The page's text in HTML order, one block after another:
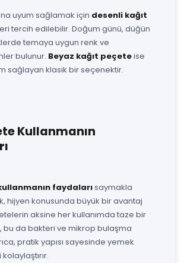
uyum sağlamak için desenli kağıt
tercih edilebilir. Doğum günü, düğün
temaya uygun renk ve
bulunur. Beyaz kağıt peçeteise
sağlayan klasik bir seçenektir.
Kullanmanın
faydalarısaymakla
hijyen konusunda büyük bir avantaj
aksine her kullanımda taze bir
bu da bakteri ve mikrop bulaşma
pratik yapısı sayesinde yemek